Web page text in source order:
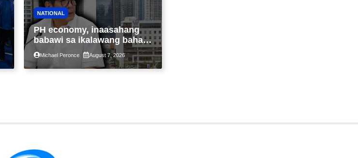
NATIONAL
PH economy, inaasahang
babawi sa ikalawang bahagi
ng taon kasunod ng 2.3%
GDP dulot ng Middle East
war, pagkaantala ng public
Michael Peronce August 7, 2026